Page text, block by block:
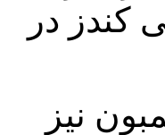
کندز در
نیز